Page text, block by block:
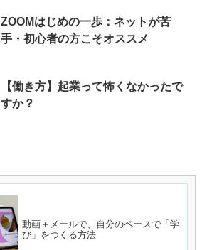
ZOOMはじめの一歩：ネットが苦
手・初心者の方こそオススメ
【働き方】起業って怖くなかったで
すか？
動画＋メールで、自分のペースで「学
び」をつくる方法